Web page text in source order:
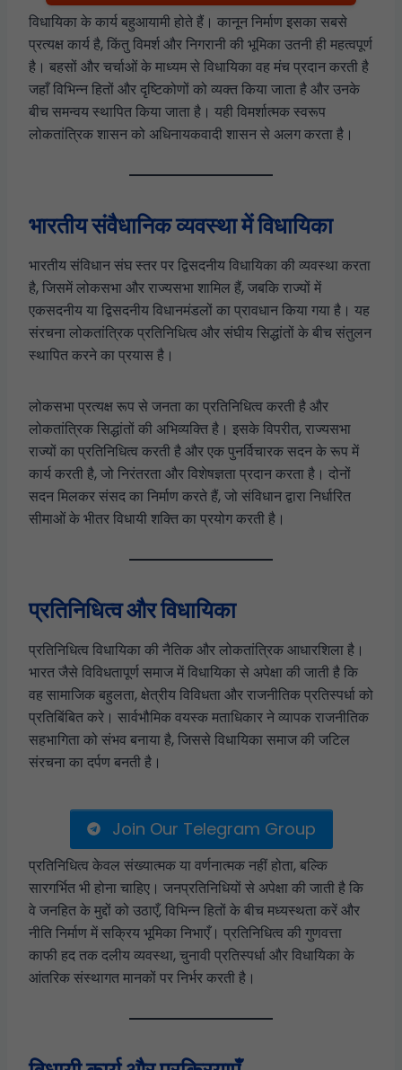
विधायिका के कार्य बहुआयामी होते हैं। कानून निर्माण इसका सबसे
प्रत्यक्ष कार्य है, किंतु विमर्श और निगरानी की भूमिका उतनी ही महत्वपूर्ण
है। बहसों और चर्चाओं के माध्यम से विधायिका वह मंच प्रदान करती है
जहाँ विभिन्न हितों और दृष्टिकोणों को व्यक्त किया जाता है और उनके
बीच समन्वय स्थापित किया जाता है। यही विमर्शात्मक स्वरूप
लोकतांत्रिक शासन को अधिनायकवादी शासन से अलग करता है।
भारतीय संवैधानिक व्यवस्था में विधायिका
भारतीय संविधान संघ स्तर पर द्विसदनीय विधायिका की व्यवस्था करता
है, जिसमें लोकसभा और राज्यसभा शामिल हैं, जबकि राज्यों में
एकसदनीय या द्विसदनीय विधानमंडलों का प्रावधान किया गया है। यह
संरचना लोकतांत्रिक प्रतिनिधित्व और संघीय सिद्धांतों के बीच संतुलन
स्थापित करने का प्रयास है।
लोकसभा प्रत्यक्ष रूप से जनता का प्रतिनिधित्व करती है और
लोकतांत्रिक सिद्धांतों की अभिव्यक्ति है। इसके विपरीत, राज्यसभा
राज्यों का प्रतिनिधित्व करती है और एक पुनर्विचारक सदन के रूप में
कार्य करती है, जो निरंतरता और विशेषज्ञता प्रदान करता है। दोनों
सदन मिलकर संसद का निर्माण करते हैं, जो संविधान द्वारा निर्धारित
सीमाओं के भीतर विधायी शक्ति का प्रयोग करती है।
प्रतिनिधित्व और विधायिका
प्रतिनिधित्व विधायिका की नैतिक और लोकतांत्रिक आधारशिला है।
भारत जैसे विविधतापूर्ण समाज में विधायिका से अपेक्षा की जाती है कि
वह सामाजिक बहुलता, क्षेत्रीय विविधता और राजनीतिक प्रतिस्पर्धा को
प्रतिबिंबित करे। सार्वभौमिक वयस्क मताधिकार ने व्यापक राजनीतिक
सहभागिता को संभव बनाया है, जिससे विधायिका समाज की जटिल
संरचना का दर्पण बनती है।
Join Our Telegram Group
प्रतिनिधित्व केवल संख्यात्मक या वर्णनात्मक नहीं होता, बल्कि
सारगर्भित भी होना चाहिए। जनप्रतिनिधियों से अपेक्षा की जाती है कि
वे जनहित के मुद्दों को उठाएँ, विभिन्न हितों के बीच मध्यस्थता करें और
नीति निर्माण में सक्रिय भूमिका निभाएँ। प्रतिनिधित्व की गुणवत्ता
काफी हद तक दलीय व्यवस्था, चुनावी प्रतिस्पर्धा और विधायिका के
आंतरिक संस्थागत मानकों पर निर्भर करती है।